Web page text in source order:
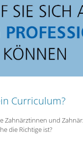
Curriculum?
Zahnärztinnen und
die Richtige ist?